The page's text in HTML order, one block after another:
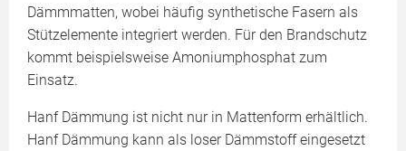
Dämmmatten, wobei häufig synthetische Fasern als
Stützelemente integriert werden. Für den Brandschutz
kommt beispielsweise Amoniumphosphat zum
Einsatz.
Hanf Dämmung ist nicht nur in Mattenform erhältlich.
Hanf Dämmung kann als loser Dämmstoff eingesetzt